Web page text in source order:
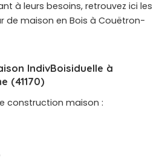
à leurs besoins, retrouvez ici les
de maison en Bois à Couëtron-
IndivBoisiduelle à
(41170)
construction maison :